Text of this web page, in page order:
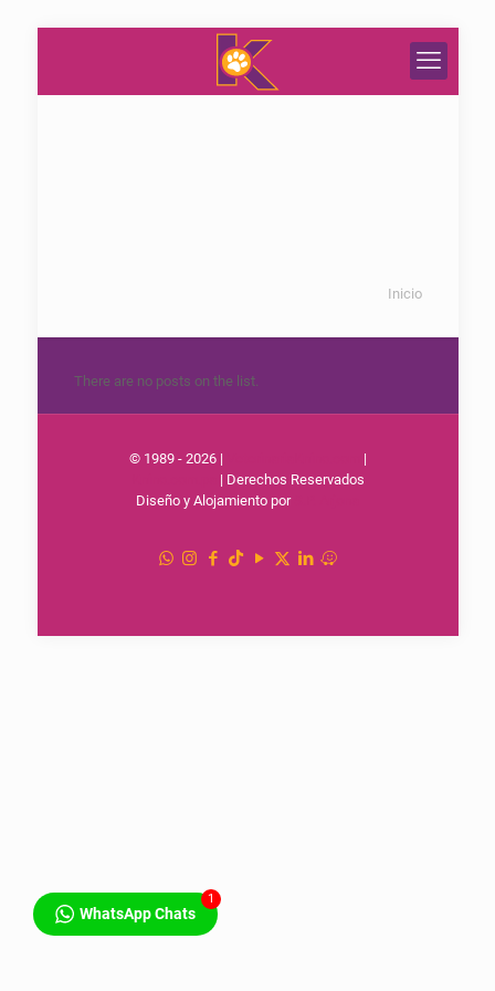
Inicio
There are no posts on the list.
© 1989 - 2026 |
|
| Derechos Reservados
Diseño y Alojamiento por
WhatsApp Chats
1